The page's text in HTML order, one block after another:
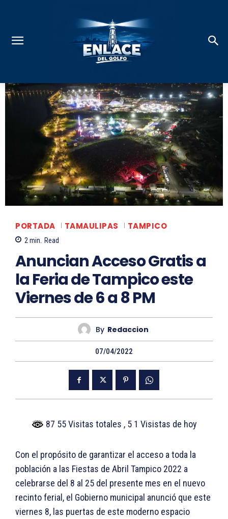
PORTADA TAMAULIPAS TAMPICO
2 min. Read
Anuncian Acceso Gratis a
la Feria de Tampico este
Viernes de 6 a 8 PM
By Redaccion
07/04/2022
87 55 Visitas totales , 5 1 Visistas de hoy
Con el propósito de garantizar el acceso a toda la
población a las Fiestas de Abril Tampico 2022 a
celebrarse del 8 al 25 del presente mes en el nuevo
recinto ferial, el Gobierno municipal anunció que este
viernes 8, las puertas de este moderno espacio